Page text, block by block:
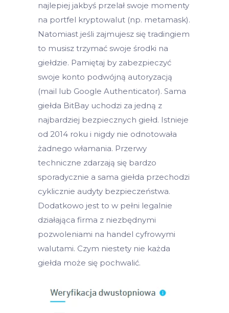
najlepiej jakbyś przelał swoje momenty
na portfel kryptowalut (np. metamask).
Natomiast jeśli zajmujesz się tradingiem
to musisz trzymać swoje środki na
giełdzie. Pamiętaj by zabezpieczyć
swoje konto podwójną autoryzacją
(mail lub Google Authenticator). Sama
giełda BitBay uchodzi za jedną z
najbardziej bezpiecznych giełd. Istnieje
od 2014 roku i nigdy nie odnotowała
żadnego włamania. Przerwy
techniczne zdarzają się bardzo
sporadycznie a sama giełda przechodzi
cyklicznie audyty bezpieczeństwa.
Dodatkowo jest to w pełni legalnie
działająca firma z niezbędnymi
pozwoleniami na handel cyfrowymi
walutami. Czym niestety nie każda
giełda może się pochwalić.